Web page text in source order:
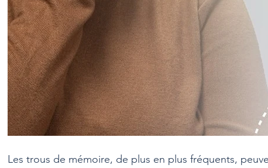
Les trous de mémoire, de plus en plus fréquents,